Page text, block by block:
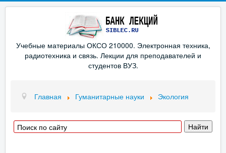
Учебные материалы ОКСО 210000. Электронная техника,
радиотехника и связь. Лекции для преподавателей и
студентов ВУЗ.
Главная Гуманитарные науки Экология